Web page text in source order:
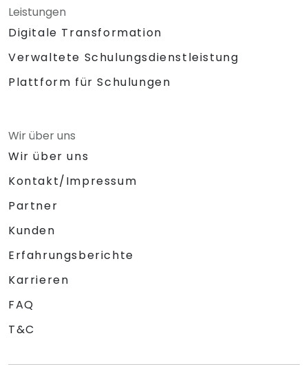
Leistungen
Digitale Transformation
Verwaltete Schulungsdienstleistung
Plattform für Schulungen
Wir über uns
Wir über uns
Kontakt/Impressum
Partner
Kunden
Erfahrungsberichte
Karrieren
FAQ
T&C